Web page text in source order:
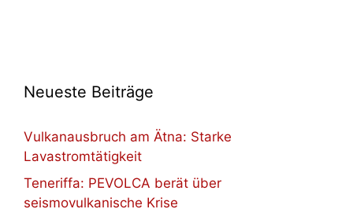
Neueste Beiträge
Vulkanausbruch am Ätna: Starke
Lavastromtätigkeit
Teneriffa: PEVOLCA berät über
seismovulkanische Krise